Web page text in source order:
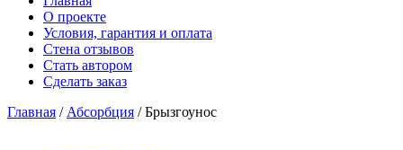
О проекте
Условия, гарантия и оплата
Стена отзывов
Стать автором
Сделать заказ
Главная / Абсорбция / Брызгоунос